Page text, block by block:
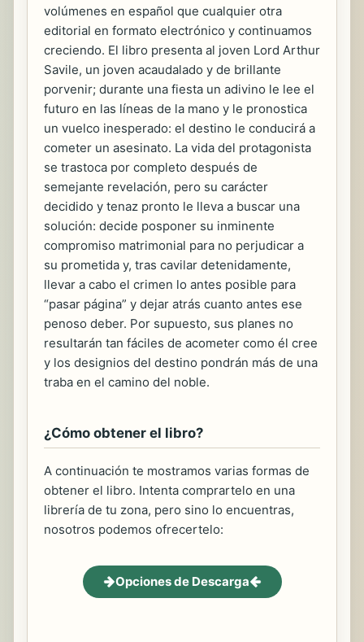
volúmenes en español que cualquier otra
editorial en formato electrónico y continuamos
creciendo. El libro presenta al joven Lord Arthur
Savile, un joven acaudalado y de brillante
porvenir; durante una fiesta un adivino le lee el
futuro en las líneas de la mano y le pronostica
un vuelco inesperado: el destino le conducirá a
cometer un asesinato. La vida del protagonista
se trastoca por completo después de
semejante revelación, pero su carácter
decidido y tenaz pronto le lleva a buscar una
solución: decide posponer su inminente
compromiso matrimonial para no perjudicar a
su prometida y, tras cavilar detenidamente,
llevar a cabo el crimen lo antes posible para
“pasar página” y dejar atrás cuanto antes ese
penoso deber. Por supuesto, sus planes no
resultarán tan fáciles de acometer como él cree
y los designios del destino pondrán más de una
traba en el camino del noble.
¿Cómo obtener el libro?
A continuación te mostramos varias formas de
obtener el libro. Intenta comprartelo en una
librería de tu zona, pero sino lo encuentras,
nosotros podemos ofrecertelo:
Opciones de Descarga